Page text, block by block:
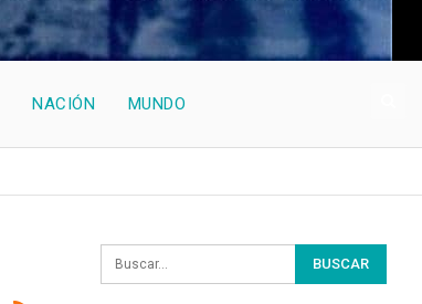
NACIÓN MUNDO